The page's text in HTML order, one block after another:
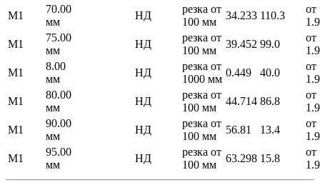
М1
70.00
мм
НД
резка от
100 мм
34.233 110.3
от
М1
75.00
мм
НД
резка от
100 мм
39.452 99.0
от
М1
8.00
мм
НД
резка от
1000 мм
0.449 40.0
от
М1
80.00
мм
НД
резка от
100 мм
44.714 86.8
от
М1
90.00
мм
НД
резка от
100 мм
56.81 13.4
от
М1
95.00
мм
НД
резка от
100 мм
63.298 15.8
от